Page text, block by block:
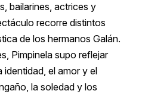
bailarines, actrices y
recorre distintos
de los hermanos Galán.
Pimpinela supo reflejar
el amor y el
la soledad y los